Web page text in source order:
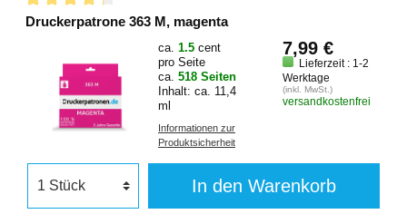
Druckerpatrone 363 M, magenta
ca. 1.5 cent
pro Seite
ca. 518 Seiten
Inhalt: ca. 11,4
ml
Informationen zur
Produktsicherheit
7,99 €
Lieferzeit : 1-2
Werktage
(inkl. MwSt.)
versandkostenfrei
In den Warenkorb